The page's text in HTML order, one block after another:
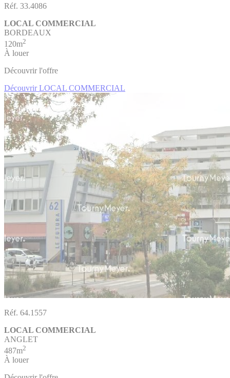
Réf. 33.4086
LOCAL COMMERCIAL
BORDEAUX
120m2
À louer
Découvrir l'offre
Découvrir LOCAL COMMERCIAL
Réf. 64.1557
LOCAL COMMERCIAL
ANGLET
487m2
À louer